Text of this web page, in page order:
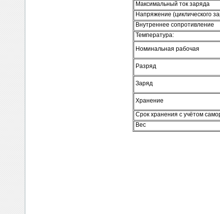
Максимальный ток заряда
Напряжение (циклического
Внутреннее сопротивление
Температура:
Номинальная рабочая
Разряд
Заряд
Хранение
Срок хранения с учётом
Вес